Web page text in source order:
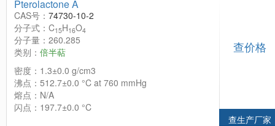
Pterolactone A
CAS号： 74730-10-2
分子式：C15H16O4
分子量：260.285
类别： 倍半萜
密度：1.3±0.0 g/cm3
沸点：512.7±0.0 °C at 760 mmHg
熔点：N/A
闪点：197.7±0.0 °C
查价格
查生产厂家